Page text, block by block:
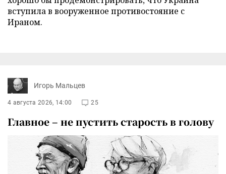
вступила в вооруженное противостояние с
Ираном.
Игорь Мальцев
4 августа 2026, 14:00 25
Главное – не пустить старость в голову